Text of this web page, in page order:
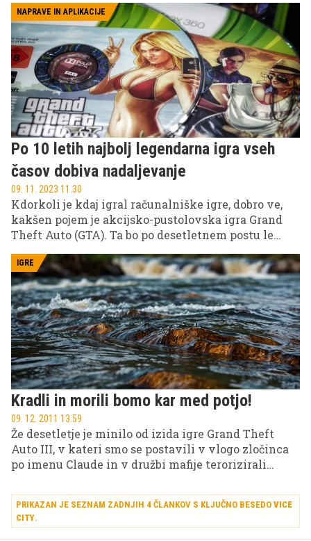
NAPRAVE IN APLIKACIJE
Po 10 letih najbolj legendarna igra vseh
časov dobiva nadaljevanje
09. 11. 2023 11.30
Kdorkoli je kdaj igral računalniške igre, dobro ve,
kakšen pojem je akcijsko-pustolovska igra Grand
Theft Auto (GTA). Ta bo po desetletnem postu le
dobila nadaljevanje. GTA 6 je verjetno najbolj
pričakovana računalniška igra desetletja, navdih
zanjo pa naj bi bila slavna roparja Bonnie in Clyde.
IGRE
Kradli in morili bomo kar med potjo!
09. 12. 2011 13.59
Že desetletje je minilo od izida igre Grand Theft
Auto III, v kateri smo se postavili v vlogo zločinca
po imenu Claude in v družbi mafije terorizirali
pa družba Rockstar Games pripravlja posebno
presenečenje.
PRIKAZAN JE SEZNAM ZADNJIH 4 ČLANKOV S KLJUČNO BESEDO VICE
CITY.